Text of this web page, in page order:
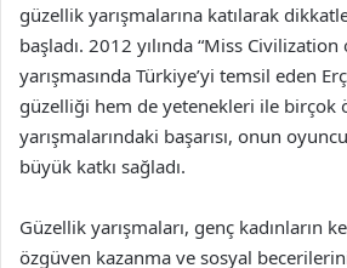
güzellik yarışmalarına katılarak
başladı. 2012 yılında “Miss
yarışmasında Türkiye’yi temsil eden
güzelliği hem de yetenekleri ile birçok
yarışmalarındaki başarısı, onun
büyük katkı sağladı.
Güzellik yarışmaları, genç kadınların
özgüven kazanma ve sosyal